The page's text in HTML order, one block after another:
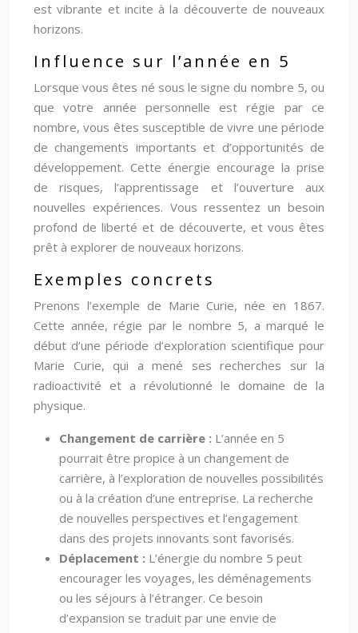
est vibrante et incite à la découverte de nouveaux
horizons.
Influence sur l’année en 5
Lorsque vous êtes né sous le signe du nombre 5, ou
que votre année personnelle est régie par ce
nombre, vous êtes susceptible de vivre une période
de changements importants et d’opportunités de
développement. Cette énergie encourage la prise
de risques, l’apprentissage et l’ouverture aux
nouvelles expériences. Vous ressentez un besoin
profond de liberté et de découverte, et vous êtes
prêt à explorer de nouveaux horizons.
Exemples concrets
Prenons l’exemple de Marie Curie, née en 1867.
Cette année, régie par le nombre 5, a marqué le
début d’une période d’exploration scientifique pour
Marie Curie, qui a mené ses recherches sur la
radioactivité et a révolutionné le domaine de la
physique.
Changement de carrière : L’année en 5
pourrait être propice à un changement de
carrière, à l’exploration de nouvelles possibilités
ou à la création d’une entreprise. La recherche
de nouvelles perspectives et l’engagement
dans des projets innovants sont favorisés.
Déplacement : L’énergie du nombre 5 peut
encourager les voyages, les déménagements
ou les séjours à l’étranger. Ce besoin
d’expansion se traduit par une envie de